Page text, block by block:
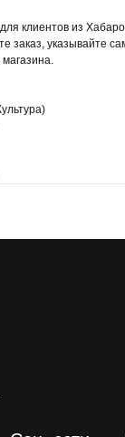
клиентов из
заказ, указывайте